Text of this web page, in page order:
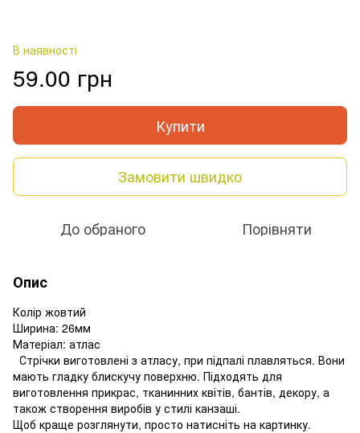
В наявності
59.00 грн
Купити
Замовити швидко
До обраного Порівняти
Опис
Колір жовтий
Ширина: 26мм
Матеріал: атлас
Стрічки виготовлені з атласу, при підпалі плавляться. Вони
мають гладку блискучу поверхню. Підходять для
виготовлення прикрас, тканинних квітів, бантів, декору, а
також створення виробів у стилі канзаші.
Щоб краще розглянути, просто натисніть на картинку.